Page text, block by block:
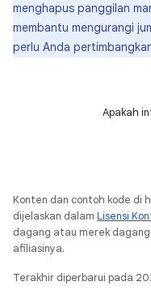
menghapus panggilan
membantu mengurangi
perlu Anda
Apakah
Konten dan contoh kode di
dijelaskan dalam Lisensi
dagang atau merek
afiliasinya.
Terakhir diperbarui pada